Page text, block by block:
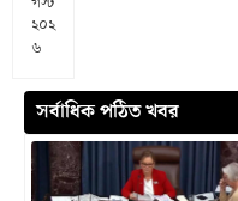
২০২
৬
সর্বাধিক পঠিত খবর